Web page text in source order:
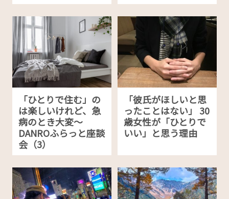
「ひとりで住む」の
は楽しいけれど、急
病のとき大変〜
DANROふらっと座談
会（3）
「彼氏がほしいと思
ったことはない」 30
歳女性が「ひとりで
いい」と思う理由